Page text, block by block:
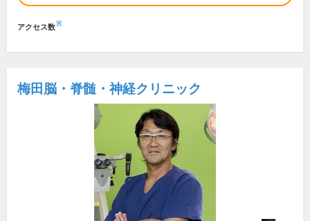
アクセス数※
梅田脳・脊髄・神経クリニック